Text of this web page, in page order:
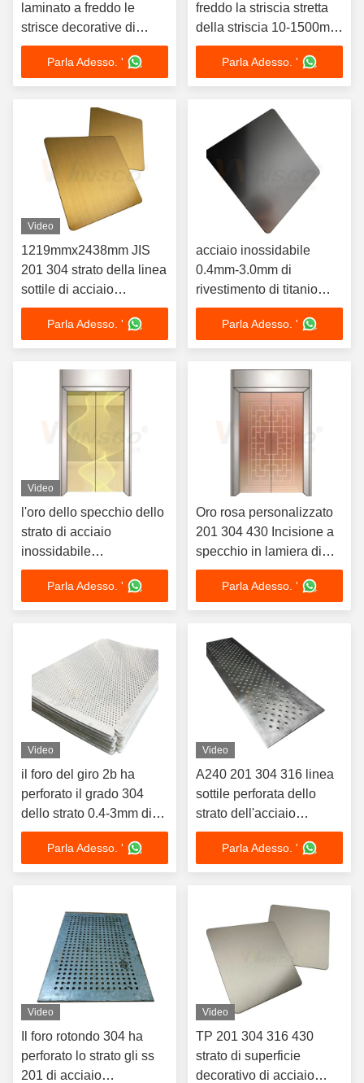
laminato a freddo le
strisce decorative di
acciaio inossidabile
Parla Adesso. '
freddo la striscia stretta
della striscia 10-1500mm
AISI 316 di acciaio
inossidabile
Parla Adesso. '
Video
1219mmx2438mm JIS
201 304 strato della linea
sottile di acciaio
inossidabile dell'oro di
316 titanio
Parla Adesso. '
acciaio inossidabile
0.4mm-3.0mm di
rivestimento di titanio
nero di 304 linee sottili
del raso di 4x8ft per lo
strato della decorazione
Parla Adesso. '
Video
l'oro dello specchio dello
strato di acciaio
inossidabile
dell'elevatore di 0.8mm
ha inciso 4x8ft
Parla Adesso. '
Oro rosa personalizzato
201 304 430 Incisione a
specchio in lamiera di
acciaio inossidabile
sottileParla Adesso. '
Video
il foro del giro 2b ha
perforato il grado 304
dello strato 0.4-3mm di
acciaio inossidabile
Parla Adesso. '
Video
A240 201 304 316 linea
sottile perforata dello
strato dell'acciaio
inossidabile di 2mm finita
Parla Adesso. '
Video
Il foro rotondo 304 ha
perforato lo strato gli ss
201 di acciaio
Video
TP 201 304 316 430
strato di superficie
decorativo di acciaio